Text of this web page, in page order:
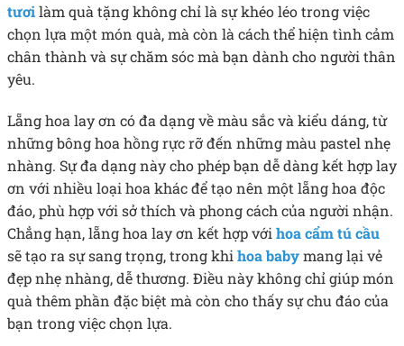
tươilàm quà tặng không chỉ là sự khéo léo trong việc
chọn lựa một món quà, mà còn là cách thể hiện tình cảm
chân thành và sự chăm sóc mà bạn dành cho người thân
yêu.
Lẵng hoa lay ơn có đa dạng về màu sắc và kiểu dáng, từ
những bông hoa hồng rực rỡ đến những màu pastel nhẹ
nhàng. Sự đa dạng này cho phép bạn dễ dàng kết hợp lay
ơn với nhiều loại hoa khác để tạo nên một lẵng hoa độc
đáo, phù hợp với sở thích và phong cách của người nhận.
Chẳng hạn, lẵng hoa lay ơn kết hợp với hoa cẩm tú cầu
sẽ tạo ra sự sang trọng, trong khi hoa babymang lại vẻ
đẹp nhẹ nhàng, dễ thương. Điều này không chỉ giúp món
quà thêm phần đặc biệt mà còn cho thấy sự chu đáo của
bạn trong việc chọn lựa.